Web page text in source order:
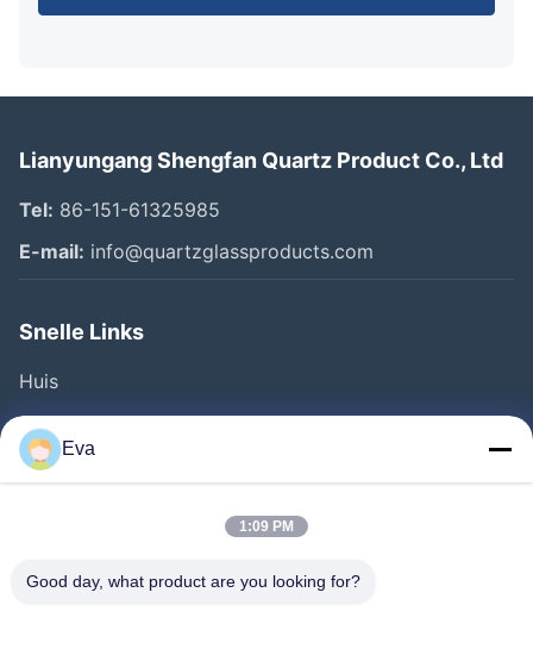
Lianyungang Shengfan Quartz Product Co., Ltd
Tel: 86-151-61325985
E-mail: info@quartzglassproducts.com
Snelle Links
Huis
Producten
Video's
Kwaliteitscontrole
Eva
1:09 PM
Good day, what product are you looking for?